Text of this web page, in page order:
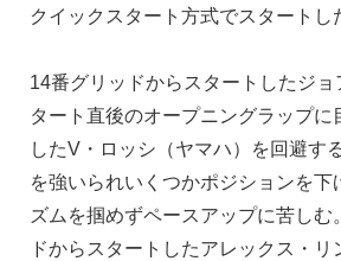
クイックスタート方式でスタートし
14番グリッドからスタートしたジョ
タート直後のオープニングラップに
したV・ロッシ（ヤマハ）を回避す
を強いられいくつかポジションを下
ズムを掴めずペースアップに苦しむ
ドからスタートしたアレックス・リ